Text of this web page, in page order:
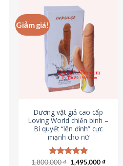
Giảm giá!
Dương vật giả cao cấp
Loving World chiến binh –
Bí quyết “lên đỉnh” cực
mạnh cho nữ
Được xếp
1,800,000₫ Giá
1,495,000₫Giá